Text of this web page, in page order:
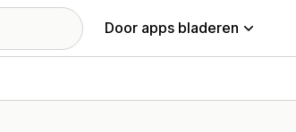
Door apps bladeren